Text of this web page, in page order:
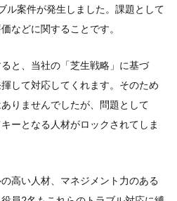
ル案件が発生しました。課題として
などに関することです。
と、当社の「芝生戦略」に基づ
して対応してくれます。そのため
りませんでしたが、問題として
ーとなる人材がロックされてしま
高い人材、マネジメント力のある